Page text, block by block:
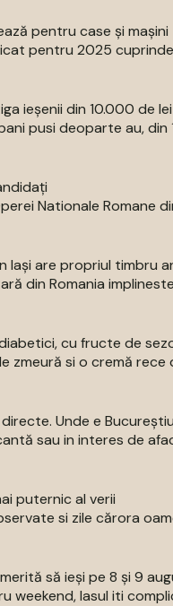
pentru case și mașini
pentru 2025 cuprinde
ieșenii din 10.000 de lei
pusi deoparte au, din
Nationale Romane
Iași are propriul timbru
din Romania
cu fructe de
zmeură si o cremă rece
Unde e
sau in interes de
puternic al verii
si zile cărora
să ieși pe 8 și 9
weekend, Iasul iti